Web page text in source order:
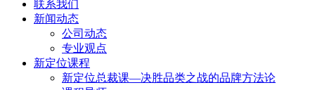
联系我们
新闻动态
公司动态
专业观点
新定位课程
新定位总裁课—决胜品类之战的品牌方法论